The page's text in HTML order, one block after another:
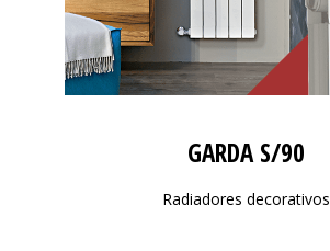
GARDA S/90
Radiadores decorativos